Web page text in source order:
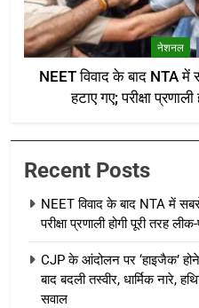
नेशनल
NEET विवाद के बाद NTA में
हटाए गए; परीक्षा
Recent Posts
NEET विवाद के बाद NTA में
परीक्षा प्रणाली होगी पूरी तरह
CJP के आंदोलन पर ‘हाइजैक’
बाद बदली तस्वीर, धार्मिक नारे,
सवाल